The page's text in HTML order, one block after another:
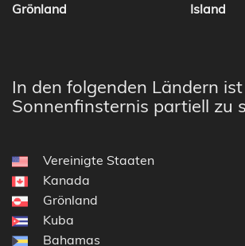
Grönland Island
In den folgenden Ländern
Sonnenfinsternis partiell zu
Vereinigte Staaten
Kanada
Grönland
Kuba
Bahamas